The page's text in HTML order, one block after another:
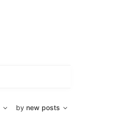
by new posts